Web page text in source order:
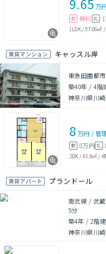
9.65 万
敷 無料 礼
1LDK/57.06㎡ /
賃貸マンション キャッスル岸
東急田園都
築40年 /4階
神奈川県川
8万円 /管
敷 8万円礼
2DK /43.8㎡ / 4
賃貸アパート プランドール
南武線 / 武
5分
築4年 / 2階建
神奈川県川